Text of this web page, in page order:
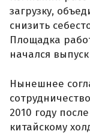
загрузку,
снизить
Площадка
начался
Нынешнее
2010 году
китайскому